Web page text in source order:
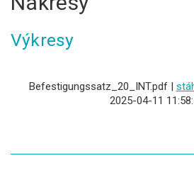
Výkresy
Befestigungssatz_20_INT.pdf |
2025-04-11